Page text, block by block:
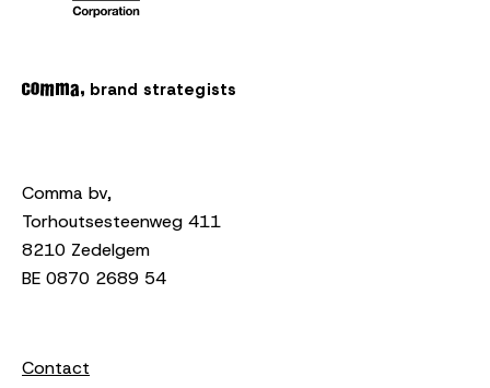
brand strategists
Comma bv,
Torhoutsesteenweg 411
8210 Zedelgem
BE 0870 2689 54
Contact